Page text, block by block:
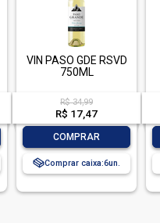
VIN PASO GDE RSVD
750ML
R$ 34,99
R$ 17,47
COMPRAR
Comprar caixa:6